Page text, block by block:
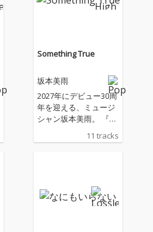
Something True
坂本美雨
2027年にデビュー30周
年を迎える、ミュージ
シャン坂本美雨。 『bir
ds fly』(2021年)以来、
約5年ぶりのフル・ア
参加した豪華作品。 森
山直太朗プロデュース
11 tracks